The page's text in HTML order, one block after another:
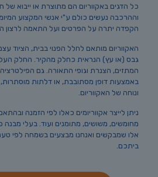
כל הדגים באקווריום הם מתוצרת או ייבוא של
וההרכבה נעשים כולם ע"י אנשי המקצוע
הקפדה יתרה על הפרטים ועל התאמה לרצון
האקווריום מותאם לחלל הפנוי בבית, הציוד
גבס (או עץ) הנראית כחלק מהקיר. החלק
המתזים, הצנרת וגופי התאורה. גם
באמצעות דופן מסתובבת, או דלתות
ונוחה של האקווריום.
ניתן לייצר אקווריומים כאלו לפי הזמנה
מחומשים, משושים, מתומנים ועוד. בעלי מבנה
אלו שמבקשים ואנחנו מבצעים בשמחה לפי
ביתכם.